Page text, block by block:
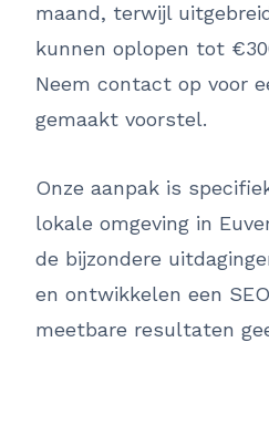
maand, terwijl
kunnen oplopen tot
Neem contact op voor
gemaakt voorstel.
Onze aanpak is
lokale omgeving in
de bijzondere
en ontwikkelen een
meetbare resultaten